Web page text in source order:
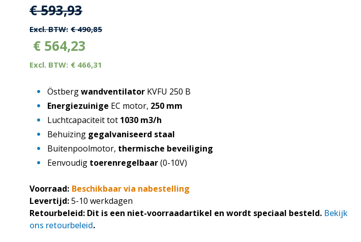
Oorspronkelijke
prijs
was:
€ 593,93.
€593,93Huidige
prijs
is:
€ 593,93.
€490,85
€ 564,23
€ 466,31
Östbergwandventilator KVFU 250 B
Energiezuinige EC motor, 250 mm
Luchtcapaciteit tot 1030 m3/h
Behuizing gegalvaniseerd staal
Buitenpoolmotor, thermische beveiliging
Eenvoudig toerenregelbaar(0-10V)
Voorraad: Beschikbaar via nabestelling
Levertijd:5-10 werkdagen
Retourbeleid: Dit is een niet-voorraadartikel en wordt speciaal besteld. Bekijk
ons retourbeleid.